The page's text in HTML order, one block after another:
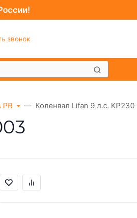
звонок
PR Коленвал Lifan 9 л.с.